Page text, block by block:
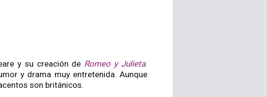
y su creación de Romeo y Julieta.
y drama muy entretenida. Aunque
son británicos.